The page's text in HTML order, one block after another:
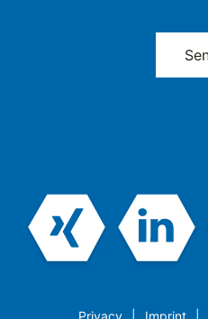
Privacy Imprint